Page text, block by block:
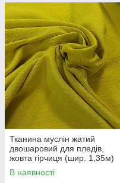
Тканина муслін жатий
двошаровий для пледів,
жовта гірчиця (шир. 1,35м)
(MS-JAT-2-0042)
В наявності